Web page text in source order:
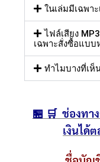
ในเล่มมีเฉพา
ไฟล์เสียง
เฉพาะสั่งซื้อแบบ
ทำไมบางที่เห็
🏪 🛒 ช่องทาง
เงินได้